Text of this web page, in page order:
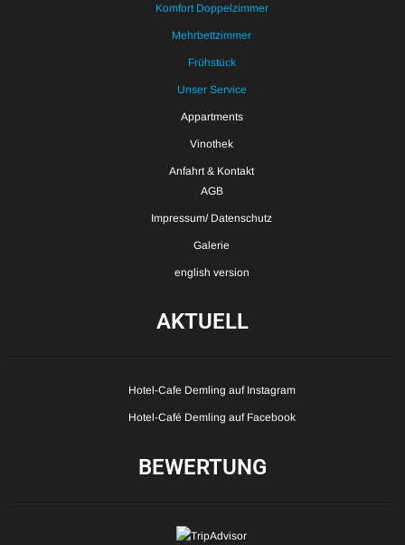
Komfort Doppelzimmer
Mehrbettzimmer
Frühstück
Unser Service
Appartments
Vinothek
Anfahrt & Kontakt
AGB
Impressum/ Datenschutz
Galerie
english version
AKTUELL
Hotel-Cafe Demling auf Instagram
Hotel-Café Demling auf Facebook
BEWERTUNG